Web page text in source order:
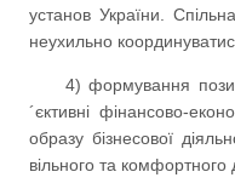
установ України.
неухильно
4) формування
´єктивні фінансово-
образу бізнесової
вільного та комфортного